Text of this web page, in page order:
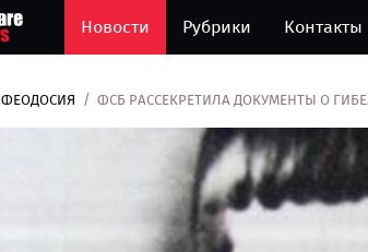
Новости Рубрики Контакты
ФЕОДОСИЯ ФСБ РАССЕКРЕТИЛА ДОКУМЕНТЫ О